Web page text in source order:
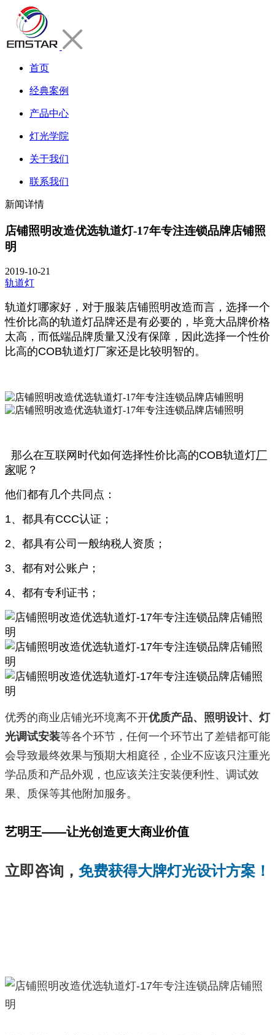
首页
经典案例
产品中心
灯光学院
关于我们
联系我们
新闻详情
店铺照明改造优选轨道灯-17年专注连锁品牌店铺照
明
2019-10-21
轨道灯
轨道灯哪家好，对于服装店铺照明改造而言，选择一个
性价比高的轨道灯品牌还是有必要的，毕竟大品牌价格
太高，而低端品牌质量又没有保障，因此选择一个性价
比高的COB轨道灯厂家还是比较明智的。
那么在互联网时代如何选择性价比高的COB轨道灯厂
家呢？
他们都有几个共同点：
1、都具有CCC认证；
2、都具有公司一般纳税人资质；
3、都有对公账户；
4、都有专利证书；
优秀的商业店铺光环境离不开优质产品、照明设计、灯
光调试安装等各个环节，任何一个环节出了差错都可能
会导致最终效果与预期大相庭径，企业不应该只注重光
学品质和产品外观，也应该关注安装便利性、调试效
果、质保等其他附加服务。
艺明王——让光创造更大商业价值
立即咨询， 免费获得大牌灯光设计方案！